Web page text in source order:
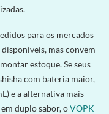
para os mercados
disponiveis, mas convem
estoque. Se seus
com bateria maior,
e a alternativa mais
duplo sabor, oVOPK